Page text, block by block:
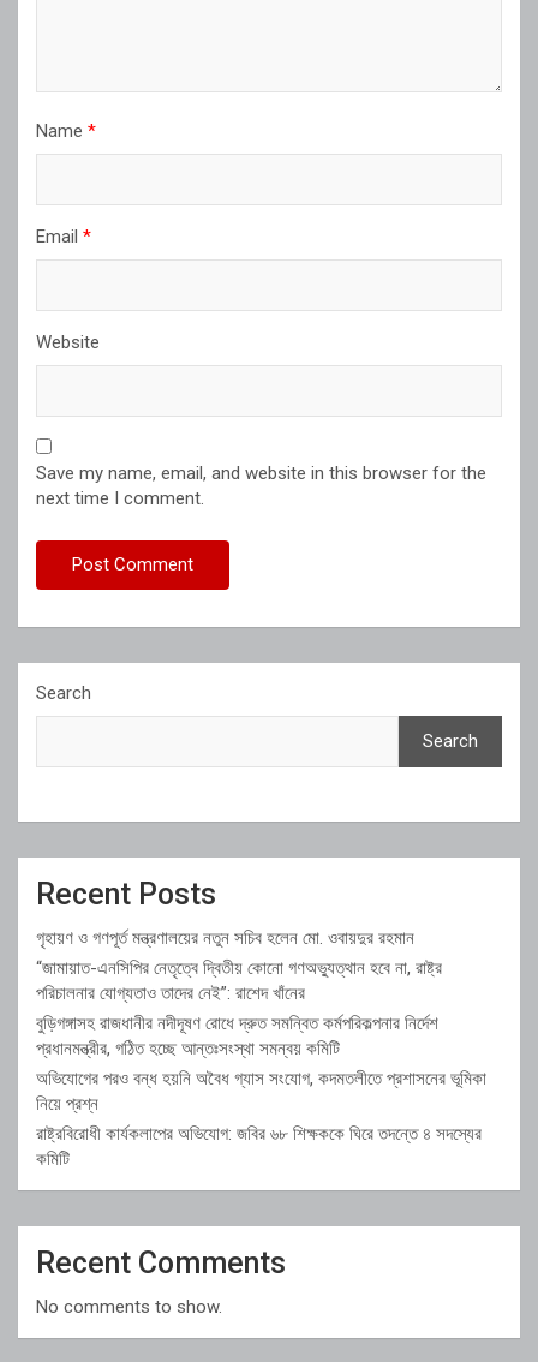
Name *
Email *
Website
Save my name, email, and website in this browser for the
next time I comment.
Search
Search
Recent Posts
গৃহায়ণ ও গণপূর্ত মন্ত্রণালয়ের নতুন সচিব হলেন মো. ওবায়দুর রহমান
“জামায়াত-এনসিপির নেতৃত্বে দ্বিতীয় কোনো গণঅভ্যুত্থান হবে না, রাষ্ট্র
পরিচালনার যোগ্যতাও তাদের নেই”: রাশেদ খাঁনের
বুড়িগঙ্গাসহ রাজধানীর নদীদূষণ রোধে দ্রুত সমন্বিত কর্মপরিকল্পনার নির্দেশ
প্রধানমন্ত্রীর, গঠিত হচ্ছে আন্তঃসংস্থা সমন্বয় কমিটি
অভিযোগের পরও বন্ধ হয়নি অবৈধ গ্যাস সংযোগ, কদমতলীতে প্রশাসনের ভূমিকা
নিয়ে প্রশ্ন
রাষ্ট্রবিরোধী কার্যকলাপের অভিযোগ: জবির ৬৮ শিক্ষককে ঘিরে তদন্তে ৪ সদস্যের
কমিটি
Recent Comments
No comments to show.